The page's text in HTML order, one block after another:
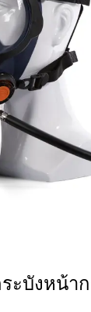
ระบังหน้า